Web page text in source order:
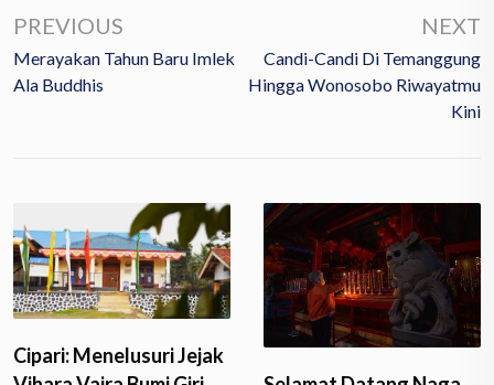
PREVIOUS
Merayakan Tahun Baru Imlek
Ala Buddhis
NEXT
Candi-Candi Di Temanggung
Hingga Wonosobo Riwayatmu
Kini
Cipari: Menelusuri Jejak